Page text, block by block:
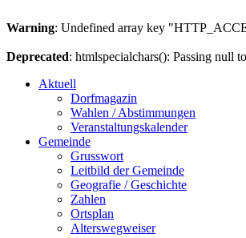
Warning: Undefined array key
Deprecated: htmlspecialchars(): Passing null
Aktuell
Dorfmagazin
Wahlen / Abstimmungen
Veranstaltungskalender
Gemeinde
Grusswort
Leitbild der Gemeinde
Geografie / Geschichte
Zahlen
Ortsplan
Alterswegweiser